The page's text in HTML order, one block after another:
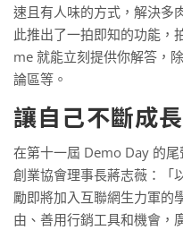
速且有人味的方式，解決多
此推出了一拍即知的功能，
me 就能立刻提供你解答，
論區等。
讓自己不斷成
在第十一屆 Demo Day 的
創業協會理事長蔣志薇：「
勵即將加入互聯網生力軍的
由、善用行銷工具和機會，